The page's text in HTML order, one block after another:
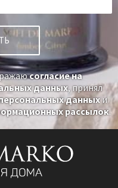
согласие на
данных, принял
данныхи
рассылок.